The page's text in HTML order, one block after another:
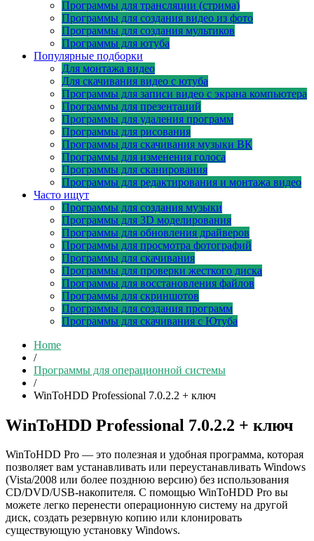
Программы для трансляции (стрима)
Программы для создания видео из фото
Программы для создания мультиков
Программы для ютуба
Популярные подборки
Для монтажа видео
Для скачивания видео с ютуба
Программы для записи видео с экрана компьютера
Программы для презентаций
Программы для удаления программ
Программы для рисования
Программы для скачивания музыки ВК
Программы для изменения голоса
Программы для сканирования
Программы для редактирования и монтажа видео
Часто ищут
Программы для создания музыки
Программы для 3D моделирования
Программы для обновления драйверов
Программы для просмотра фотографий
Программы для скачивания
Программы для проверки жесткого диска
Программы для восстановления файлов
Программы для скриншотов
Программы для создания программ
Программы для скачивания с Ютуба
Home
/
Программы для операционной системы
/
WinToHDD Professional 7.0.2.2 + ключ
WinToHDD Professional 7.0.2.2 + ключ
WinToHDD Pro — это полезная и удобная программа, которая
позволяет вам устанавливать или переустанавливать Windows
(Vista/2008 или более позднюю версию) без использования
CD/DVD/USB-накопителя. С помощью WinToHDD Pro вы
можете легко перенести операционную систему на другой
диск, создать резервную копию или клонировать
существующую установку Windows.